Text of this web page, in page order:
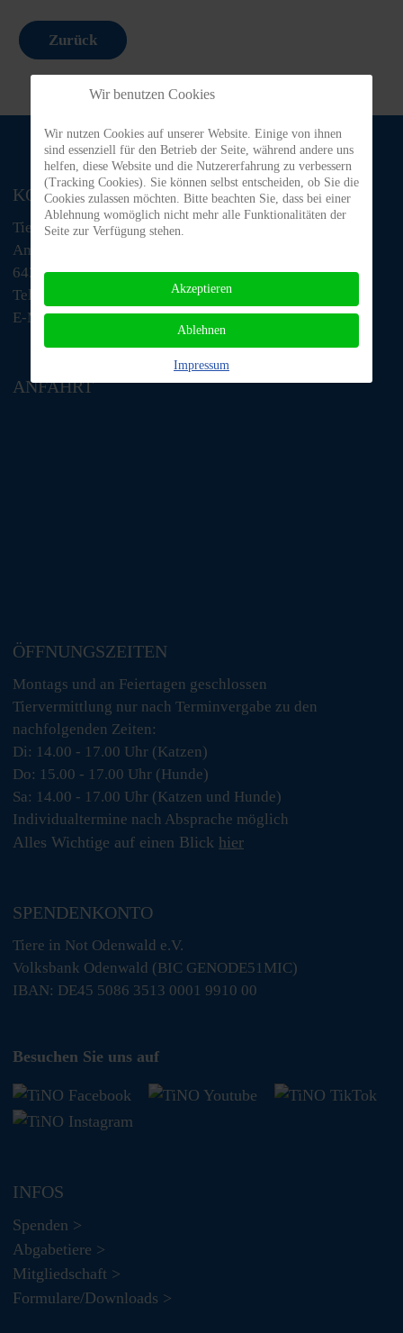
Zurück
KONTAKT
Tiere in Not Odenwald e.V.
Am Morsberg 1
64385 Reichelsheim
Telefon: 06063 / 939 848
E-Mail: tino@tiere-in-not-odenwald.de
ANFAHRT
ÖFFNUNGSZEITEN
Montags und an Feiertagen geschlossen
Tiervermittlung nur nach Terminvergabe zu den
nachfolgenden Zeiten:
Di: 14.00 - 17.00 Uhr (Katzen)
Do: 15.00 - 17.00 Uhr (Hunde)
Sa: 14.00 - 17.00 Uhr (Katzen und Hunde)
Individualtermine nach Absprache möglich
Alles Wichtige auf einen Blick hier
SPENDENKONTO
Tiere in Not Odenwald e.V.
Volksbank Odenwald (BIC GENODE51MIC)
IBAN: DE45 5086 3513 0001 9910 00
Besuchen Sie uns auf
INFOS
Spenden >
Abgabetiere >
Mitgliedschaft >
Formulare/Downloads >
Wir benutzen Cookies
Wir nutzen Cookies auf unserer Website. Einige von ihnen
sind essenziell für den Betrieb der Seite, während andere uns
helfen, diese Website und die Nutzererfahrung zu verbessern
(Tracking Cookies). Sie können selbst entscheiden, ob Sie die
Cookies zulassen möchten. Bitte beachten Sie, dass bei einer
Ablehnung womöglich nicht mehr alle Funktionalitäten der
Seite zur Verfügung stehen.
Akzeptieren
Ablehnen
Impressum